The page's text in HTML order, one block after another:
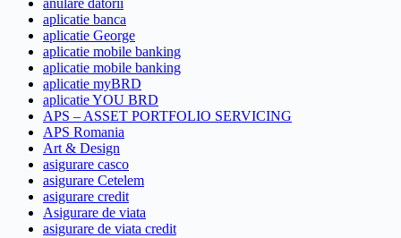
anulare datorii
aplicatie banca
aplicatie George
aplicatie mobile banking
aplicatie mobile banking
aplicatie myBRD
aplicatie YOU BRD
APS – ASSET PORTFOLIO SERVICING
APS Romania
Art & Design
asigurare casco
asigurare Cetelem
asigurare credit
Asigurare de viata
asigurare de viata credit